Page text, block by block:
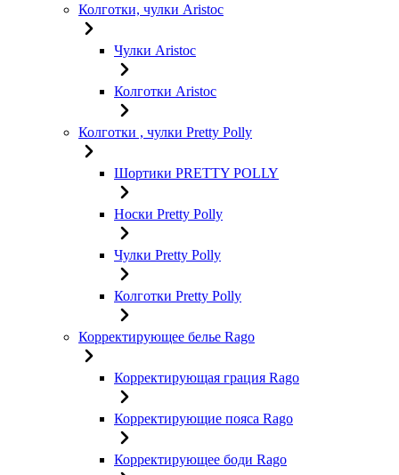
Колготки, чулки Aristoc
Чулки Aristoc
Колготки Aristoc
Колготки , чулки Pretty Polly
Шортики PRETTY POLLY
Носки Pretty Polly
Чулки Pretty Polly
Колготки Pretty Polly
Корректирующее белье Rago
Корректирующая грация Rago
Корректирующие пояса Rago
Корректирующее боди Rago